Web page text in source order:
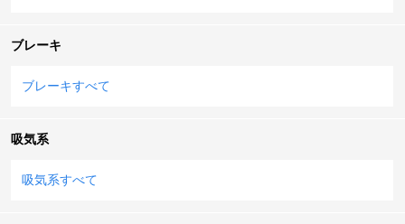
ブレーキ
ブレーキすべて
吸気系
吸気系すべて